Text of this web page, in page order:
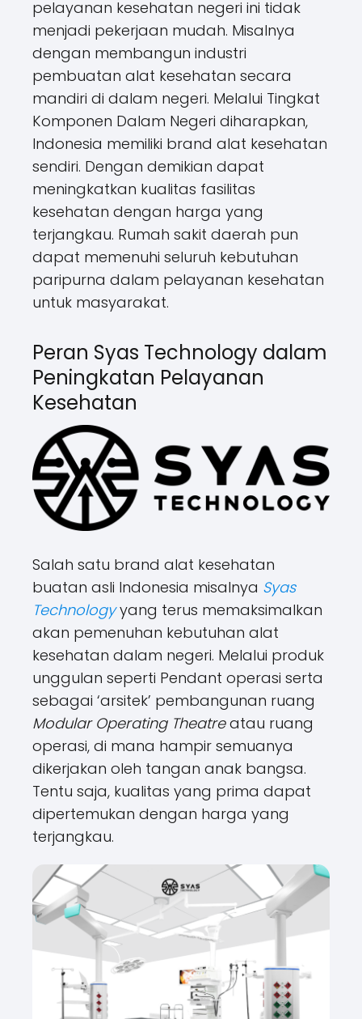
pelayanan kesehatan negeri ini tidak
menjadi pekerjaan mudah. Misalnya
dengan membangun industri
pembuatan alat kesehatan secara
mandiri di dalam negeri. Melalui Tingkat
Komponen Dalam Negeri diharapkan,
Indonesia memiliki brand alat kesehatan
sendiri. Dengan demikian dapat
meningkatkan kualitas fasilitas
kesehatan dengan harga yang
terjangkau. Rumah sakit daerah pun
dapat memenuhi seluruh kebutuhan
paripurna dalam pelayanan kesehatan
untuk masyarakat.
Peran Syas Technology dalam
Peningkatan Pelayanan
Kesehatan
Salah satu brand alat kesehatan
buatan asli Indonesia misalnya Syas
Technologyyang terus memaksimalkan
akan pemenuhan kebutuhan alat
kesehatan dalam negeri. Melalui produk
unggulan seperti Pendant operasi serta
sebagai ‘arsitek’ pembangunan ruang
Modular Operating Theatreatau ruang
operasi, di mana hampir semuanya
dikerjakan oleh tangan anak bangsa.
Tentu saja, kualitas yang prima dapat
dipertemukan dengan harga yang
terjangkau.